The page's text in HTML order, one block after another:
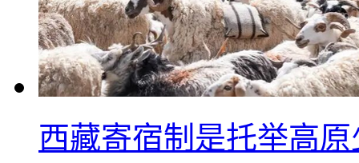
西藏寄宿制是托举高